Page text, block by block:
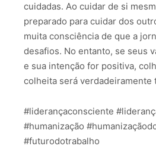
cuidadas. Ao cuidar de si
preparado para cuidar dos
muita consciência de que a
desafios. No entanto, se seus
e sua intenção for positiva,
colheita será verdadeiramente
#liderançaconsciente
#humanização
#futurodotrabalho